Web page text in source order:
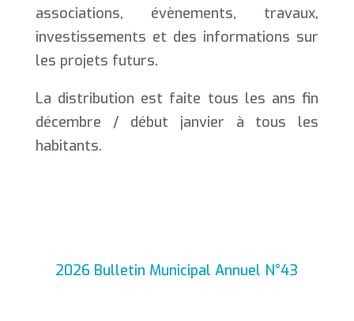
associations, évènements, travaux,
investissements et des informations sur
les projets futurs.
La distribution est faite tous les ans fin
décembre / début janvier à tous les
habitants.
2026 Bulletin Municipal Annuel N°43